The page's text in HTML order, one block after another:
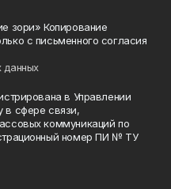
зори» Копирование
с письменного согласия
данных
в Управлении
в сфере связи,
коммуникаций по
номер ПИ № ТУ